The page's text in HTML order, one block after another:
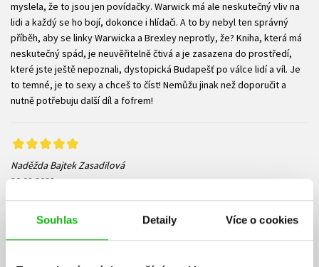
Souhlas Detaily Více o cookies
myslela, že to jsou jen povídačky. Warwick má ale neskutečný vliv na
lidi a každý se ho bojí, dokonce i hlídači. A to by nebyl ten správný
příběh, aby se linky Warwicka a Brexley neprotly, že? Kniha, která má
neskutečný spád, je neuvěřitelně čtivá a je zasazena do prostředí,
které jste ještě nepoznali, dystopická Budapešť po válce lidí a víl. Je
to temné, je to sexy a chceš to číst! Nemůžu jinak než doporučit a
nutně potřebuju další díl a fofrem!
Naděžda Bajtek Zasadilová
30.03.2023
D O K O N A L Á fantasy! Parádní začátek nové série! A v tomto případě
mi vůbec nevadí, že začínám nějakou novou, protože toto opravdu